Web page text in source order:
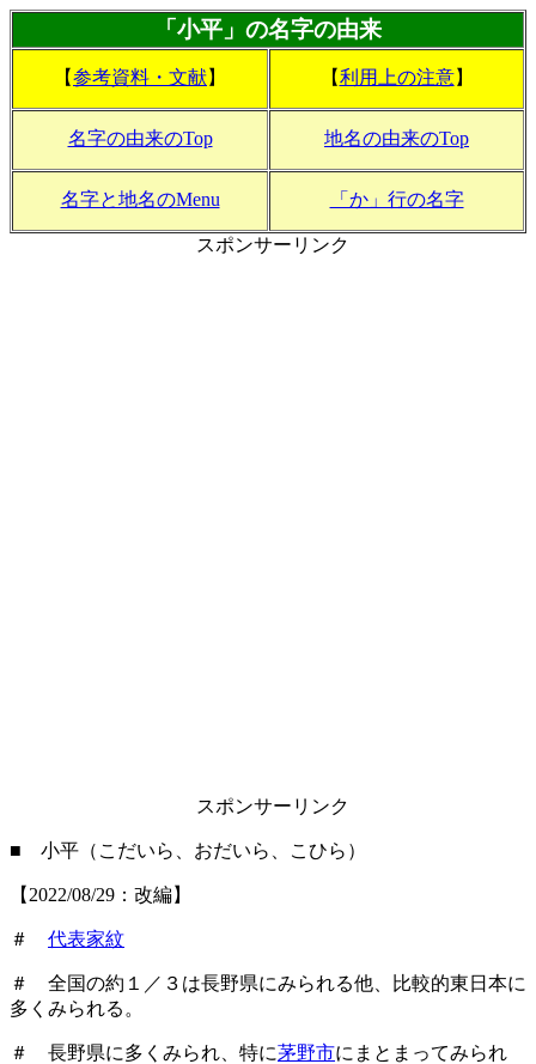
「小平」の名字の由来
【参考資料・文献】 【利用上の注意】
名字の由来のTop 地名の由来のTop
名字と地名のMenu 「か」行の名字
スポンサーリンク
スポンサーリンク
■ 小平（こだいら、おだいら、こひら）
【2022/08/29：改編】
＃ 代表家紋
＃ 全国の約１／３は長野県にみられる他、比較的東日本に
多くみられる。
＃ 長野県に多くみられ、特に茅野市にまとまってみられ